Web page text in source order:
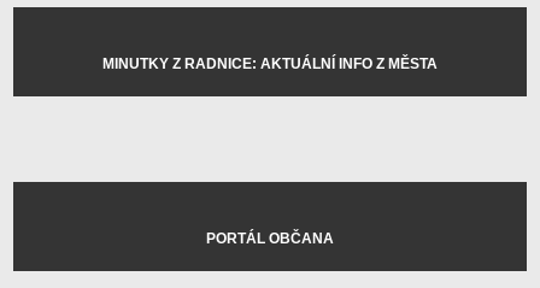
MINUTKY Z RADNICE: AKTUÁLNÍ INFO Z MĚSTA
PORTÁL OBČANA